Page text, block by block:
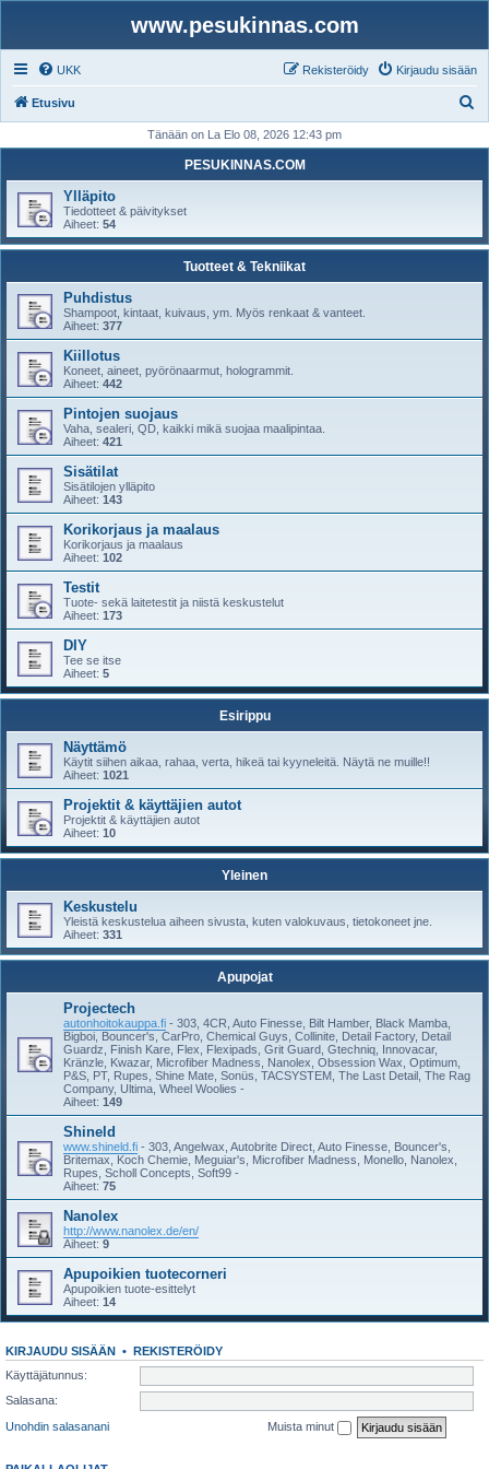
www.pesukinnas.com
UKK Kirjaudu sisään
Rekisteröidy
Etusivu
i
Tänään on La Elo 08, 2026 12:43 pm
PESUKINNAS.COM
Ylläpito
Tiedotteet & päivitykset
Aiheet: 54
Tuotteet & Tekniikat
Puhdistus
Shampoot, kintaat, kuivaus, ym. Myös renkaat & vanteet.
Aiheet: 377
Kiillotus
Koneet, aineet, pyörönaarmut, hologrammit.
Aiheet: 442
Pintojen suojaus
Vaha, sealeri, QD, kaikki mikä suojaa maalipintaa.
Aiheet: 421
Sisätilat
Sisätilojen ylläpito
Aiheet: 143
Korikorjaus ja maalaus
Korikorjaus ja maalaus
Aiheet: 102
Testit
Tuote- sekä laitetestit ja niistä keskustelut
Aiheet: 173
DIY
Tee se itse
Aiheet: 5
Esirippu
Näyttämö
Käytit siihen aikaa, rahaa, verta, hikeä tai kyyneleitä. Näytä ne muille!!
Aiheet: 1021
Projektit & käyttäjien autot
Projektit & käyttäjien autot
Aiheet: 10
Yleinen
Keskustelu
Yleistä keskustelua aiheen sivusta, kuten valokuvaus, tietokoneet jne.
Aiheet: 331
Apupojat
Projectech
autonhoitokauppa.fi - 303, 4CR, Auto Finesse, Bilt Hamber, Black Mamba,
Bigboi, Bouncer's, CarPro, Chemical Guys, Collinite, Detail Factory, Detail
Guardz, Finish Kare, Flex, Flexipads, Grit Guard, Gtechniq, Innovacar,
Kränzle, Kwazar, Microfiber Madness, Nanolex, Obsession Wax, Optimum,
P&S, PT, Rupes, Shine Mate, Sonüs, TACSYSTEM, The Last Detail, The Rag
Company, Ultima, Wheel Woolies -
Aiheet: 149
Shineld
www.shineld.fi - 303, Angelwax, Autobrite Direct, Auto Finesse, Bouncer's,
Britemax, Koch Chemie, Meguiar's, Microfiber Madness, Monello, Nanolex,
Rupes, Scholl Concepts, Soft99 -
Aiheet: 75
Nanolex
http://www.nanolex.de/en/
Aiheet: 9
Apupoikien tuotecorneri
Apupoikien tuote-esittelyt
Aiheet: 14
KIRJAUDU SISÄÄN • REKISTERÖIDY
Käyttäjätunnus:
Salasana:
Unohdin salasanani
Muista minut